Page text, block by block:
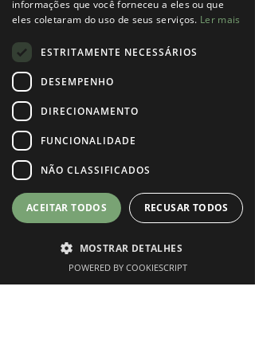
Perfil
Data de entrada: 6 de jul. de 2022
Ainda não há nada para
mostrar
Quando esse membro adicionar informações
sobre si mesmo, você as verá aqui.
Instagram Marcar Consulta
informações que você forneceu a eles ou que
eles coletaram do uso de seus serviços. Ler mais
ESTRITAMENTE NECESSÁRIOS
DESEMPENHO
DIRECIONAMENTO
FUNCIONALIDADE
NÃO CLASSIFICADOS
ACEITAR TODOS RECUSAR TODOS
MOSTRAR DETALHES
POWERED BY COOKIESCRIPT